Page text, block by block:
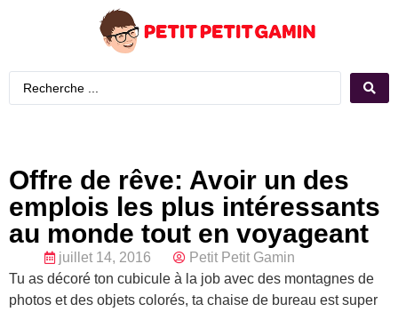
Offre de rêve: Avoir un des
emplois les plus intéressants
au monde tout en voyageant
juillet 14, 2016
Petit Petit Gamin
Tu as décoré ton cubicule à la job avec des montagnes de
photos et des objets colorés, ta chaise de bureau est super